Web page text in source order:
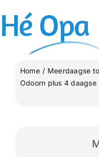
inhoud
Hé Opa
Home
Meerdaagse
Odoorn plus 4 daagse